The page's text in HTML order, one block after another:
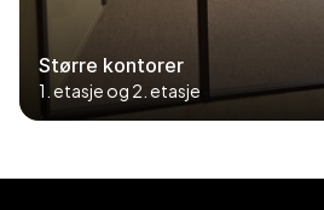
Større kontorer
1. etasje og 2. etasje